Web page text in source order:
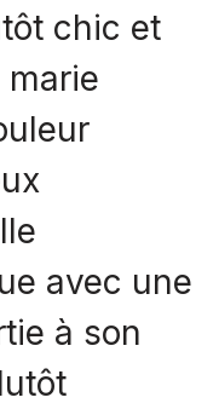
chic et
avec une
à son